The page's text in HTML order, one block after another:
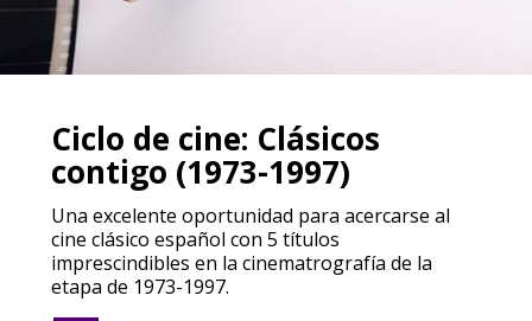
Ciclo de cine: Clásicos
contigo (1973-1997)
Una excelente oportunidad para acercarse al
cine clásico español con 5 títulos
imprescindibles en la cinematrografía de la
etapa de 1973-1997.